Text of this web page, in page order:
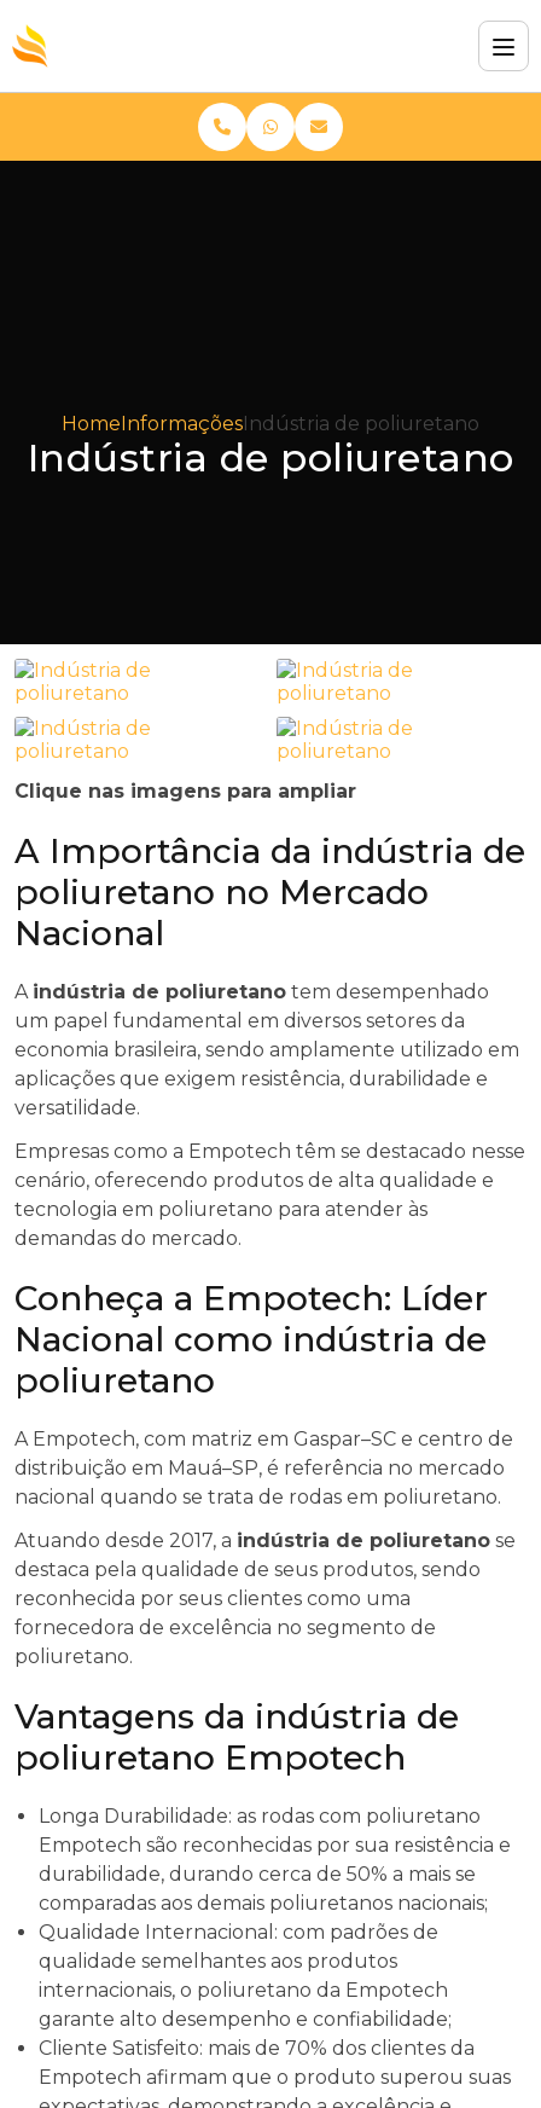
HomeInformaçõesIndústria de poliuretano
Indústria de poliuretano
Clique nas imagens para ampliar
A Importância da indústria de
poliuretano no Mercado
Nacional
A indústria de poliuretano tem desempenhado
um papel fundamental em diversos setores da
economia brasileira, sendo amplamente utilizado em
aplicações que exigem resistência, durabilidade e
versatilidade.
Empresas como a Empotech têm se destacado nesse
cenário, oferecendo produtos de alta qualidade e
tecnologia em poliuretano para atender às
demandas do mercado.
Conheça a Empotech: Líder
Nacional como indústria de
poliuretano
A Empotech, com matriz em Gaspar–SC e centro de
distribuição em Mauá–SP, é referência no mercado
nacional quando se trata de rodas em poliuretano.
Atuando desde 2017, a indústria de poliuretano se
destaca pela qualidade de seus produtos, sendo
reconhecida por seus clientes como uma
fornecedora de excelência no segmento de
poliuretano.
Vantagens da indústria de
poliuretano Empotech
Longa Durabilidade: as rodas com poliuretano
Empotech são reconhecidas por sua resistência e
durabilidade, durando cerca de 50% a mais se
comparadas aos demais poliuretanos nacionais;
Qualidade Internacional: com padrões de
qualidade semelhantes aos produtos
internacionais, o poliuretano da Empotech
garante alto desempenho e confiabilidade;
Cliente Satisfeito: mais de 70% dos clientes da
Empotech afirmam que o produto superou suas